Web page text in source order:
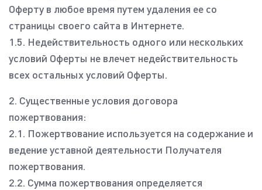
Оферту в любое время путем удаления ее со
страницы своего сайта в Интернете.
1.5. Недействительность одного или нескольких
условий Оферты не влечет недействительность
всех остальных условий Оферты.
2. Существенные условия договора
пожертвования:
2.1. Пожертвование используется на содержание и
ведение уставной деятельности Получателя
пожертвования.
2.2. Сумма пожертвования определяется